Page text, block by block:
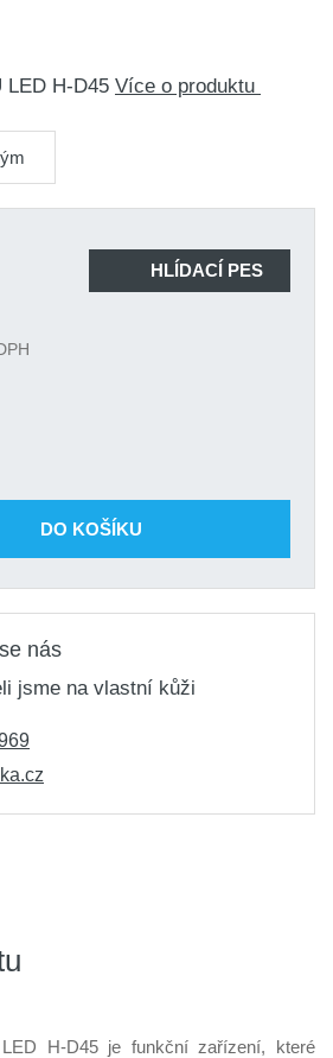
LED H-D45 Více o produktu
HLÍDACÍ PES
DO KOŠÍKU
nás
jsme na vlastní kůži
H-D45 je funkční zařízení, které